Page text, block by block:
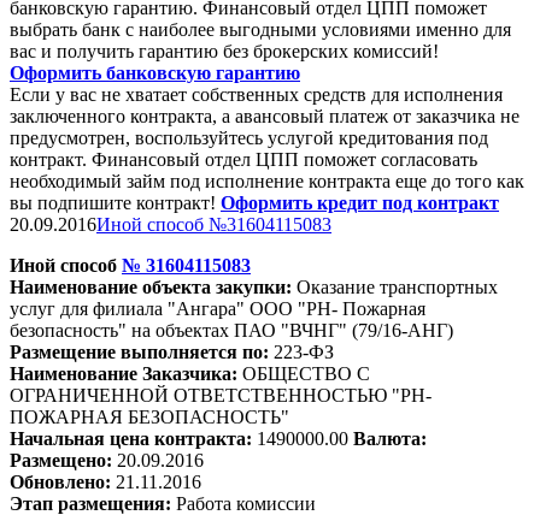
банковскую гарантию. Финансовый отдел ЦПП поможет
выбрать банк с наиболее выгодными условиями именно для
вас и получить гарантию без брокерских комиссий!
Оформить банковскую гарантию
Если у вас не хватает собственных средств для исполнения
заключенного контракта, а авансовый платеж от заказчика не
предусмотрен, воспользуйтесь услугой кредитования под
контракт. Финансовый отдел ЦПП поможет согласовать
необходимый займ под исполнение контракта еще до того как
вы подпишите контракт! Оформить кредит под контракт
20.09.2016Иной способ №31604115083
Иной способ № 31604115083
Наименование объекта закупки: Оказание транспортных
услуг для филиала "Ангара" ООО "РН- Пожарная
безопасность" на объектах ПАО "ВЧНГ" (79/16-АНГ)
Размещение выполняется по: 223-ФЗ
Наименование Заказчика: ОБЩЕСТВО С
ОГРАНИЧЕННОЙ ОТВЕТСТВЕННОСТЬЮ "РН-
ПОЖАРНАЯ БЕЗОПАСНОСТЬ"
Начальная цена контракта: 1490000.00 Валюта:
Размещено: 20.09.2016
Обновлено: 21.11.2016
Этап размещения: Работа комиссии